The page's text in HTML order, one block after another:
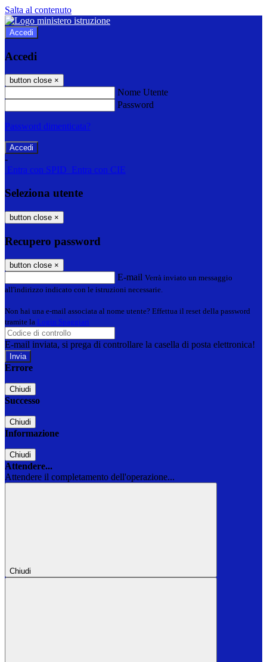
Salta al contenuto
Accedi
Accedi
button close ×
Nome Utente
Password
Password dimenticata?
-
Entra con SPID Entra con CIE
Seleziona utente
button close ×
Recupero password
button close ×
E-mail Verrà inviato un messaggio
all'indirizzo indicato con le istruzioni necessarie.
Non hai una e-mail associata al nome utente? Effettua il reset della password
tramite la Login Spaggiari
E-mail inviata, si prega di controllare la casella di posta elettronica!
Errore
Chiudi
Successo
Chiudi
Informazione
Chiudi
Attendere...
Attendere il completamento dell'operazione...
Chiudi